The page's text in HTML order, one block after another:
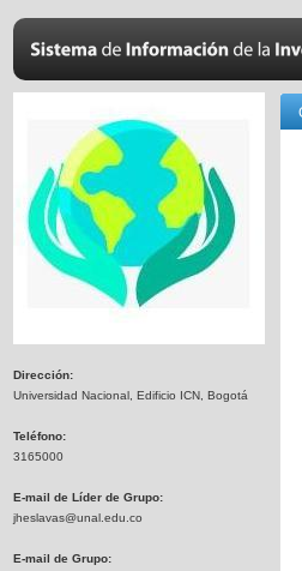
Dirección:
Universidad Nacional, Edificio ICN, Bogotá
Teléfono:
3165000
E-mail de Líder de Grupo:
jheslavas@unal.edu.co
E-mail de Grupo: